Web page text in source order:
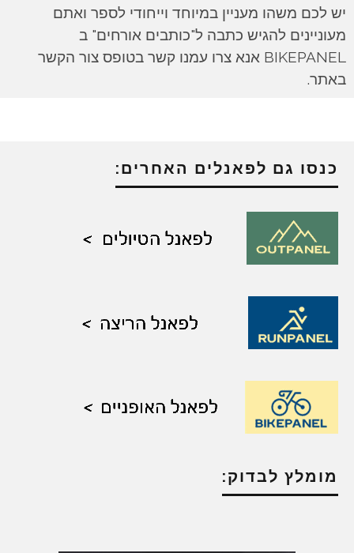
יש לכם משהו מעניין במיוחד וייחודי לספר ואתם
מעוניינים להגיש כתבה ל"כותבים אורחים" ב
BIKEPANEL אנא צרו עמנו קשר בטופס צור הקשר
באתר.
כנסו גם לפאנלים האחרים:
מומלץ לבדוק: